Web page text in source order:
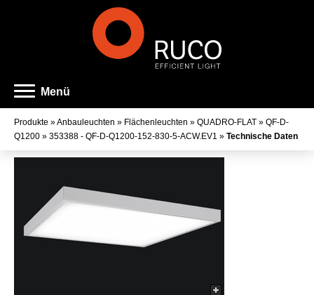
Menü
Produkte »Anbauleuchten » Flächenleuchten » QUADRO-FLAT » QF-D-
Q1200 » 353388 - QF-D-Q1200-152-830-5-ACW.EV1 » Technische Daten